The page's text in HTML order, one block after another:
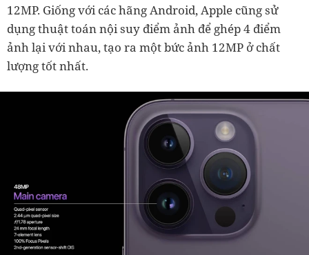
12MP. Giống với các hãng Android, Apple cũng sử
dụng thuật toán nội suy điểm ảnh để ghép 4 điểm
ảnh lại với nhau, tạo ra một bức ảnh 12MP ở chất
lượng tốt nhất.